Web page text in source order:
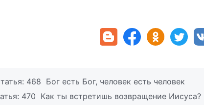
468 Бог есть Бог, человек есть человек
470 Как ты встретишь возвращение Иисуса?